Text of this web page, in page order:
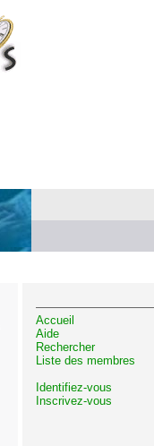
Accueil
Aide
Rechercher
Liste des membres
Identifiez-vous
Inscrivez-vous